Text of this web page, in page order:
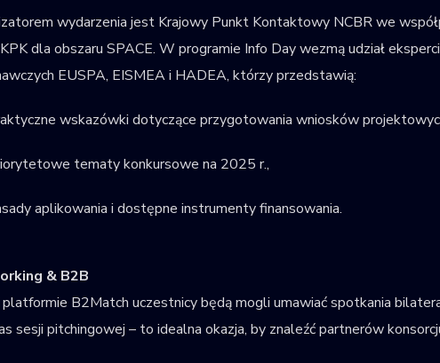
wydarzenia jest Krajowy Punkt Kontaktowy NCBR we
dla obszaru SPACE. W programie Info Day wezmą udział
EUSPA, EISMEA i HADEA, którzy przedstawią:
wskazówki dotyczące przygotowania wniosków
tematy konkursowe na 2025 r.,
aplikowania i dostępne instrumenty finansowania.
& B2B
B2Match uczestnicy będą mogli umawiać spotkania
sesji pitchingowej – to idealna okazja, by znaleźć partnerów